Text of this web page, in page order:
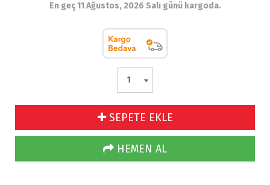
En geç 11 Ağustos, 2026 Salı günü kargoda.
SEPETE EKLE
HEMEN AL